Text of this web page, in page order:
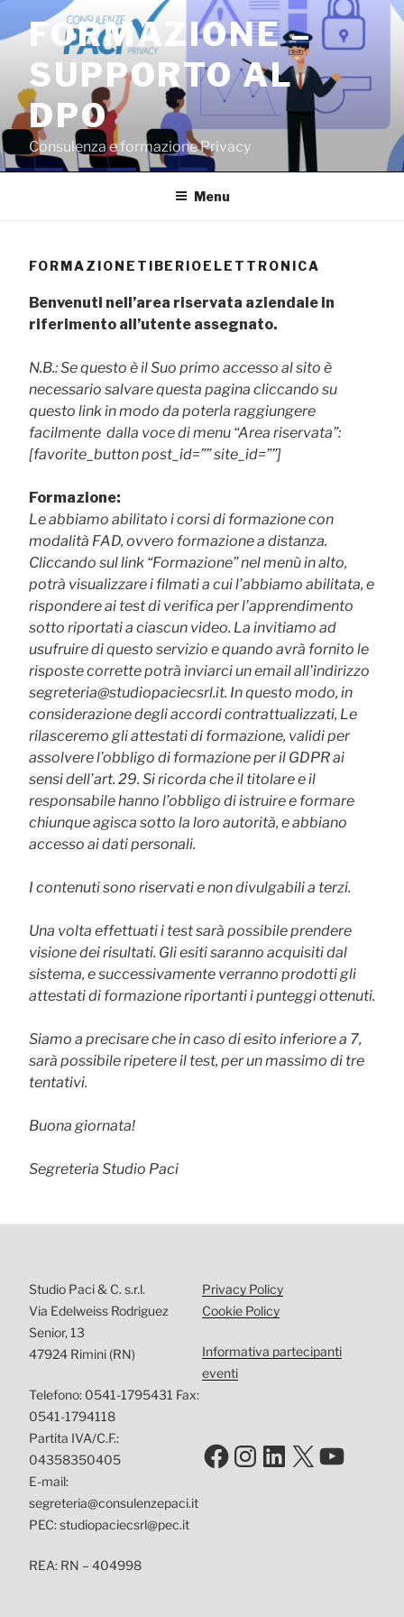
contenuto
FORMAZIONE –
SUPPORTO AL
DPO
Consulenza e formazione Privacy
Menu
FORMAZIONETIBERIOELETTRONICA
Benvenuti nell’area riservata aziendale in
riferimento all’utente assegnato.
N.B.: Se questo è il Suo primo accesso al sito è
necessario salvare questa pagina cliccando su
questo link in modo da poterla raggiungere
facilmente dalla voce di menu “Area riservata”:
[favorite_button post_id=”” site_id=””]
Formazione:
Le abbiamo abilitato i corsi di formazione con
modalità FAD, ovvero formazione a distanza.
Cliccando sul link “Formazione” nel menù in alto,
potrà visualizzare i filmati a cui l’abbiamo abilitata, e
rispondere ai test di verifica per l’apprendimento
sotto riportati a ciascun video. La invitiamo ad
usufruire di questo servizio e quando avrà fornito le
risposte corrette potrà inviarci un email all’indirizzo
segreteria@studiopaciecsrl.it. In questo modo, in
considerazione degli accordi contrattualizzati, Le
rilasceremo gli attestati di formazione, validi per
assolvere l’obbligo di formazione per il GDPR ai
sensi dell’art. 29. Si ricorda che il titolare e il
responsabile hanno l’obbligo di istruire e formare
chiunque agisca sotto la loro autorità, e abbiano
accesso ai dati personali.
I contenuti sono riservati e non divulgabili a terzi.
Una volta effettuati i test sarà possibile prendere
visione dei risultati. Gli esiti saranno acquisiti dal
sistema, e successivamente verranno prodotti gli
attestati di formazione riportanti i punteggi ottenuti.
Siamo a precisare che in caso di esito inferiore a 7,
sarà possibile ripetere il test, per un massimo di tre
tentativi.
Buona giornata!
Segreteria Studio Paci
Studio Paci & C. s.r.l.
Via Edelweiss Rodriguez
Senior, 13
47924 Rimini (RN)
Telefono: 0541-1795431 Fax:
0541-1794118
Partita IVA/C.F.:
04358350405
E-mail:
segreteria@consulenzepaci.it
PEC: studiopaciecsrl@pec.it
REA: RN – 404998
Privacy Policy
Cookie Policy
Informativa partecipanti
eventi
Facebook
Instagram
LinkedIn
X